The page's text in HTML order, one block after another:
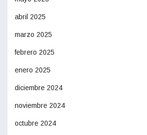
abril 2025
marzo 2025
febrero 2025
enero 2025
diciembre 2024
noviembre 2024
octubre 2024